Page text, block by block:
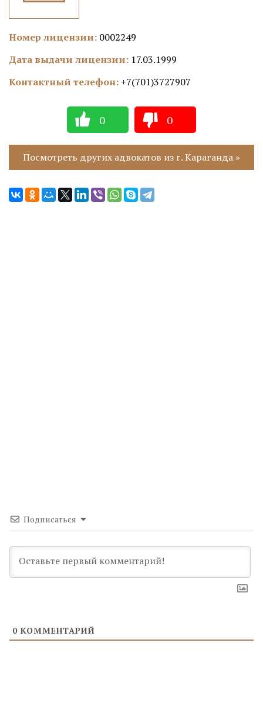
Номер лицензии: 0002249
Дата выдачи лицензии: 17.03.1999
Контактный телефон: +7(701)3727907
0 0
Посмотреть других адвокатов из г. Караганда »
Подписаться
0 КОММЕНТАРИЙ